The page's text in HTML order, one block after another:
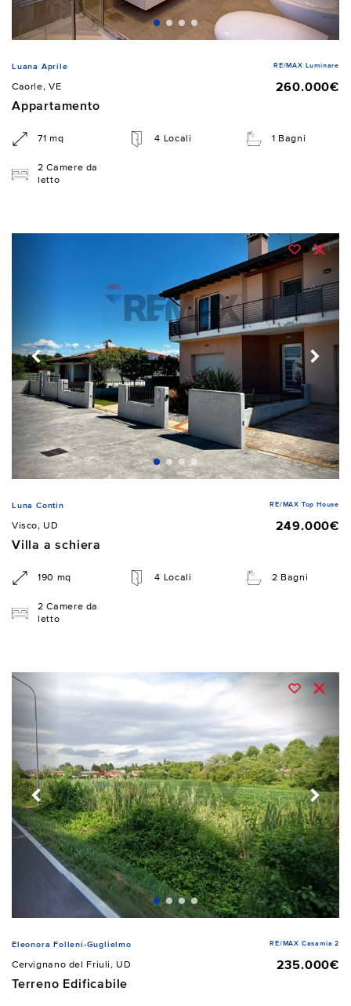
Luana Aprile RE/MAX Luminare
Caorle, VE
260.000€
Appartamento
71 mq 4 Locali 1 Bagni
2 Camere da
letto
Luna Contin RE/MAX Top House
Visco, UD
249.000€
Villa a schiera
190 mq 4 Locali 2 Bagni
2 Camere da
letto
Eleonora Folleni-Guglielmo RE/MAX Casamia 2
Cervignano del Friuli, UD
235.000€
Terreno Edificabile